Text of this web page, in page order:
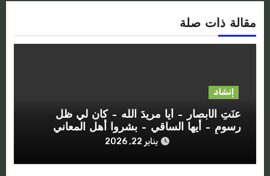
مقالة ذات صلة
إنشاد
عنَتِ الأبصار – أيا مريدَ اللَه – كان لي ظل
رسومٍ – أيها الساقي – بشروا أهل المعاني
يناير 22, 2026